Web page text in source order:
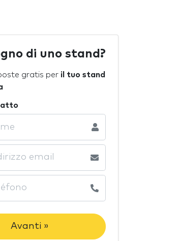
di uno stand?
gratis per il tuo stand
Avanti »